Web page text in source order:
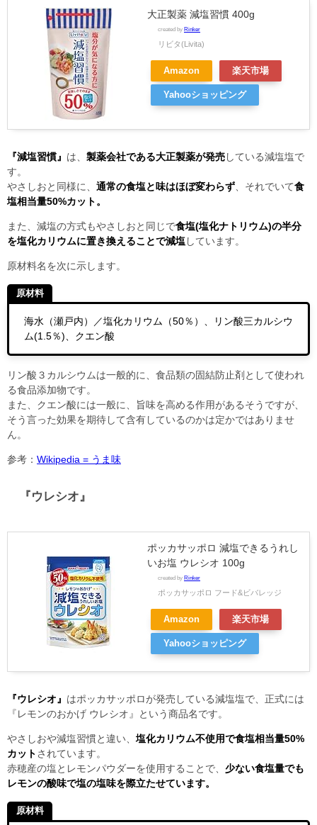
大正製薬 減塩習慣 400g
created by Rinker
リビタ(Livita)
Amazon 楽天市場
Yahooショッピング
『減塩習慣』 は、 製薬会社である大正製薬が発売している減塩塩で
す。
やさしおと同様に、 通常の食塩と味はほぼ変わらず 、それでいて食
塩相当量50%カット。
また、減塩の方式もやさしおと同じで食塩(塩化ナトリウム)の半分
を塩化カリウムに置き換えることで減塩しています。
原材料名を次に示します。
原材料
海水（瀬戸内）／塩化カリウム（50％）、リン酸三カルシウ
ム(1.5％)、クエン酸
リン酸３カルシウムは一般的に、 食品類の固結防止剤として使われ
る食品添加物です。
また、クエン酸には一般に、旨味を高める作用があるそうですが、
そう言った効果を期待して含有しているのかは定かではありませ
ん。
参考： Wikipedia = うま味
『ウレシオ』
ポッカサッポロ 減塩できるうれし
いお塩 ウレシオ 100g
created by Rinker
ポッカサッポロ フード&ビバレッジ
Amazon 楽天市場
Yahooショッピング
『ウレシオ』 はポッカサッポロが発売している減塩塩で、正式には
『レモンのおかげ ウレシオ』という商品名です。
やさしおや減塩習慣と違い、 塩化カリウム不使用で食塩相当量50%
カット されています。
赤穂産の塩とレモンパウダーを使用することで、 少ない食塩量でも
レモンの酸味で塩の塩味を際立たせています。
原材料